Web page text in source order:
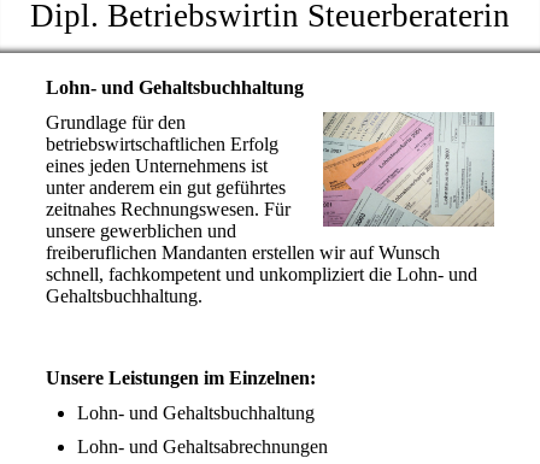
Dipl. Betriebswirtin Steuerberaterin
Lohn- und Gehaltsbuchhaltung
Grundlage für den
betriebswirtschaftlichen Erfolg
eines jeden Unternehmens ist
unter anderem ein gut geführtes
zeitnahes Rechnungswesen. Für
unsere gewerblichen und
freiberuflichen Mandanten erstellen wir auf Wunsch
schnell, fachkompetent und unkompliziert die Lohn- und
Gehaltsbuchhaltung.
Unsere Leistungen im Einzelnen:
Lohn- und Gehaltsbuchhaltung
Lohn- und Gehaltsabrechnungen